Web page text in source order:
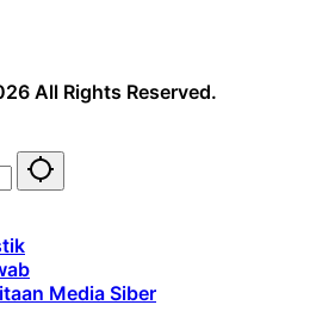
All Rights Reserved.
Media Siber